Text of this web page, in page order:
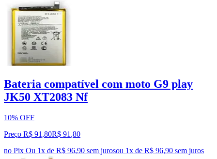
Bateria compatível com moto G9 play
JK50 XT2083 Nf
10% OFF
Preço R$ 91,80R$ 91 ,80
no Pix Ou 1x de R$ 96,90 sem jurosou 1x de R$ 96,90 sem juros